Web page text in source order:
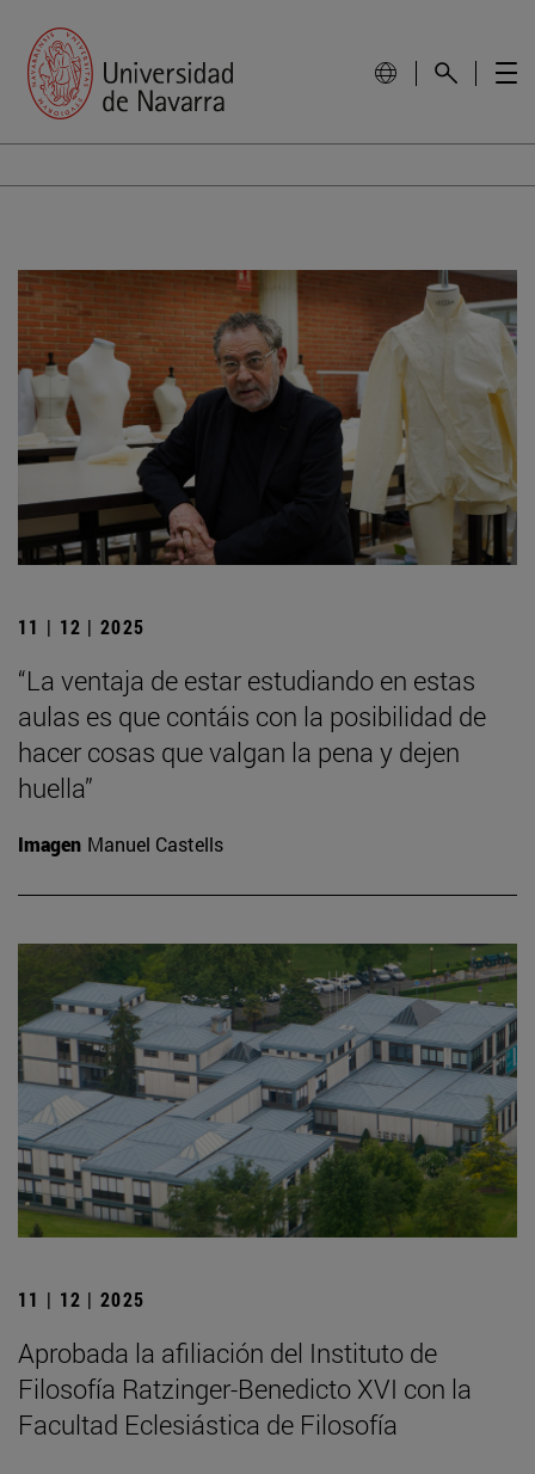
11 | 12 | 2025
“La ventaja de estar estudiando en estas
aulas es que contáis con la posibilidad de
hacer cosas que valgan la pena y dejen
huella”
Imagen Manuel Castells
11 | 12 | 2025
Aprobada la afiliación del Instituto de
Filosofía Ratzinger-Benedicto XVI con la
Facultad Eclesiástica de Filosofía